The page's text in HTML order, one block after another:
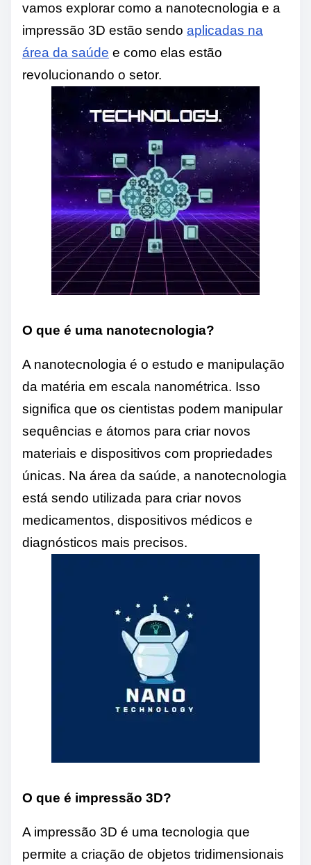
vamos explorar como a nanotecnologia e a
impressão 3D estão sendo aplicadas na
área da saúde e como elas estão
revolucionando o setor.
O que é uma nanotecnologia?
A nanotecnologia é o estudo e manipulação
da matéria em escala nanométrica. Isso
significa que os cientistas podem manipular
sequências e átomos para criar novos
materiais e dispositivos com propriedades
únicas. Na área da saúde, a nanotecnologia
está sendo utilizada para criar novos
medicamentos, dispositivos médicos e
diagnósticos mais precisos.
O que é impressão 3D?
A impressão 3D é uma tecnologia que
permite a criação de objetos tridimensionais